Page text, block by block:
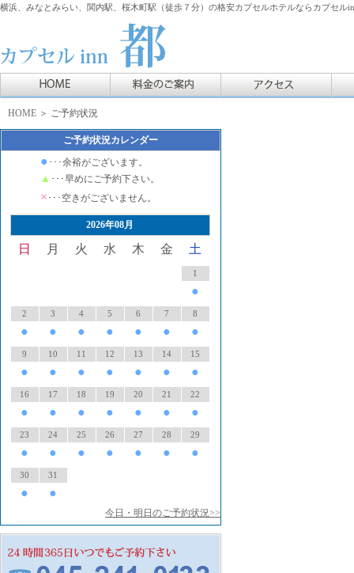
横浜、みなとみらい、関内駅、桜木町駅（徒歩７分）の格安カプセルホテルならカプセル
HOME ＞ ご予約状況
ご予約状況カレンダー
● ･･･余裕がございます。
▲ ･･･早めにご予約下さい。
× ･･･空きがございません。
2026年08月
日 月 火 水 木 金 土
1
●
2
●
3
●
4
●
5
●
6
●
7
●
8
●
9
●
10
●
11
●
12
●
13
●
14
●
15
●
16
●
17
●
18
●
19
●
20
●
21
●
22
●
23
●
24
●
25
●
26
●
27
●
28
●
29
●
30
●
31
●
今日・明日のご予約状況>>